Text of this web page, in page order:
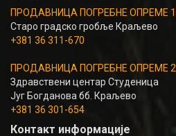
ПРОДАВНИЦА ПОГРЕБНЕ ОПРЕМЕ 1
Старо градско гробље Краљево
+381 36 311-670
ПРОДАВНИЦА ПОГРЕБНЕ ОПРЕМЕ 2
Здравствени центар Студеница
Југ Богданова бб. Краљево
+381 36 301-654
Контакт информације